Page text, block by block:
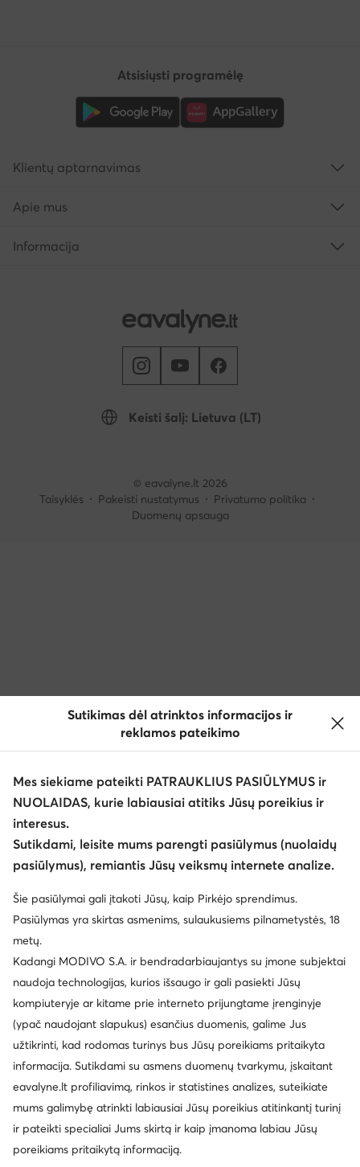
Keisti šalį: Lietuva (LT)
Atsisiųsti programėlę
Klientų aptarnavimas
Apie mus
Informacija
© eavalyne.lt 2026
Taisyklės
Pakeisti nustatymus
Privatumo politika
Duomenų apsauga
Sutikimas dėl atrinktos informacijos ir
reklamos pateikimo
Mes siekiame pateikti PATRAUKLIUS PASIŪLYMUS ir
NUOLAIDAS, kurie labiausiai atitiks Jūsų poreikius ir
interesus.
Sutikdami, leisite mums parengti pasiūlymus (nuolaidų
pasiūlymus), remiantis Jūsų veiksmų internete analize.
Šie pasiūlymai gali įtakoti Jūsų, kaip Pirkėjo sprendimus.
Pasiūlymas yra skirtas asmenims, sulaukusiems pilnametystės, 18
metų.
Kadangi MODIVO S.A. ir bendradarbiaujantys su įmone subjektai
naudoja technologijas, kurios išsaugo ir gali pasiekti Jūsų
kompiuteryje ar kitame prie interneto prijungtame įrenginyje
(ypač naudojant slapukus) esančius duomenis, galime Jus
užtikrinti, kad rodomas turinys bus Jūsų poreikiams pritaikyta
informacija. Sutikdami su asmens duomenų tvarkymu, įskaitant
eavalyne.lt profiliavimą, rinkos ir statistines analizes, suteikiate
mums galimybę atrinkti labiausiai Jūsų poreikius atitinkantį turinį
ir pateikti specialiai Jums skirtą ir kaip įmanoma labiau Jūsų
poreikiams pritaikytą informaciją.